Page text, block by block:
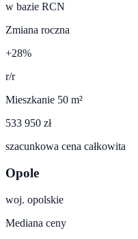
w bazie RCN
Zmiana roczna
+28%
r/r
Mieszkanie 50 m²
533 950 zł
szacunkowa cena całkowita
Opole
woj. opolskie
Mediana ceny